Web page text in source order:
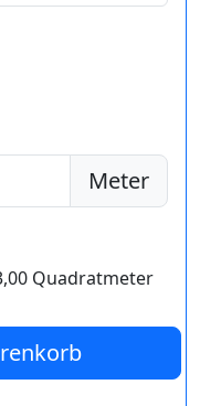
Meter
Quadratmeter